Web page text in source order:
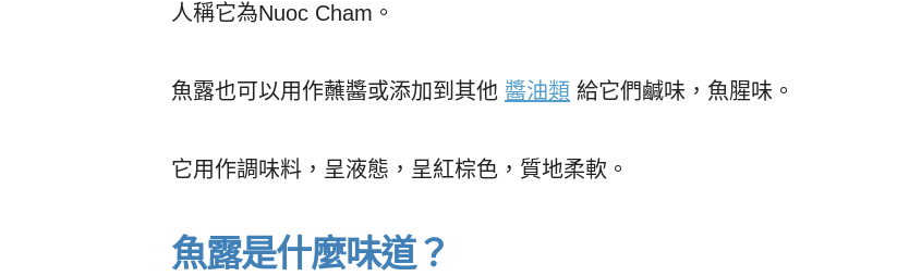
人稱它為Nuoc Cham。
魚露也可以用作蘸醬或添加到其他 醬油類 給它們鹹味，魚腥味。
它用作調味料，呈液態，呈紅棕色，質地柔軟。
魚露是什麼味道？